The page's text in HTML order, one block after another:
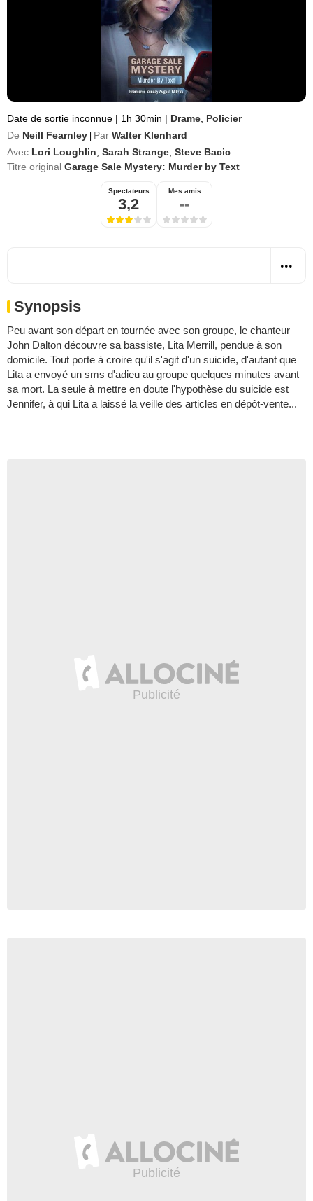
Date de sortie inconnue | 1h 30min | Drame Policier
De Neill Fearnley Par Walter Klenhard
Avec Lori Loughlin Sarah Strange Steve Bacic
Titre original Garage Sale Mystery: Murder by Text
Spectateurs
3,2
Mes amis
--
Synopsis
Peu avant son départ en tournée avec son groupe, le chanteur
John Dalton découvre sa bassiste, Lita Merrill, pendue à son
domicile. Tout porte à croire qu'il s'agit d'un suicide, d'autant que
Lita a envoyé un sms d'adieu au groupe quelques minutes avant
sa mort. La seule à mettre en doute l'hypothèse du suicide est
Jennifer, à qui Lita a laissé la veille des articles en dépôt-vente...